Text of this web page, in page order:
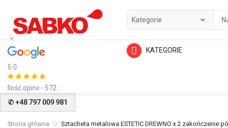
5.0
Ilość opinii - 572
KATEGORIE
✆ +48 797 009 981
Strona główna Sztacheta metalowa ESTETIC DREWNO x 2 zakończenie